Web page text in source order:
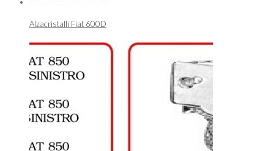
Alzacristalli Fiat 600D